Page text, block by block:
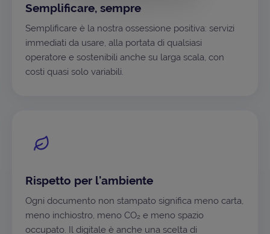
Semplificare, sempre
Semplificare è la nostra ossessione positiva: servizi
immediati da usare, alla portata di qualsiasi
operatore e sostenibili anche su larga scala, con
costi quasi solo variabili.
Rispetto per l'ambiente
Ogni documento non stampato significa meno carta,
meno inchiostro, meno CO₂ e meno spazio
occupato. Il digitale è anche una scelta di